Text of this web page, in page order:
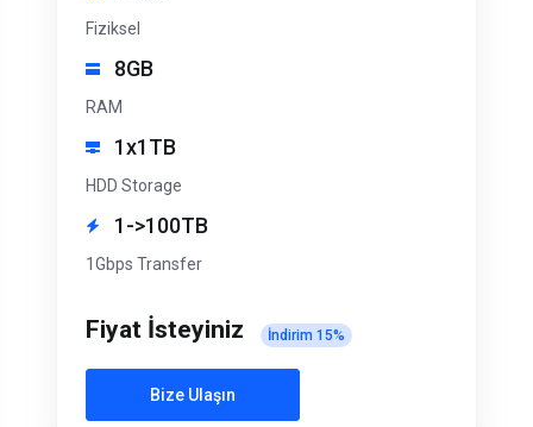
İndirim 15%
Fiyat İsteyiniz
Bize Ulaşın
Fiziksel
8GB
RAM
1x1TB
HDD Storage
1->100TB
1Gbps Transfer